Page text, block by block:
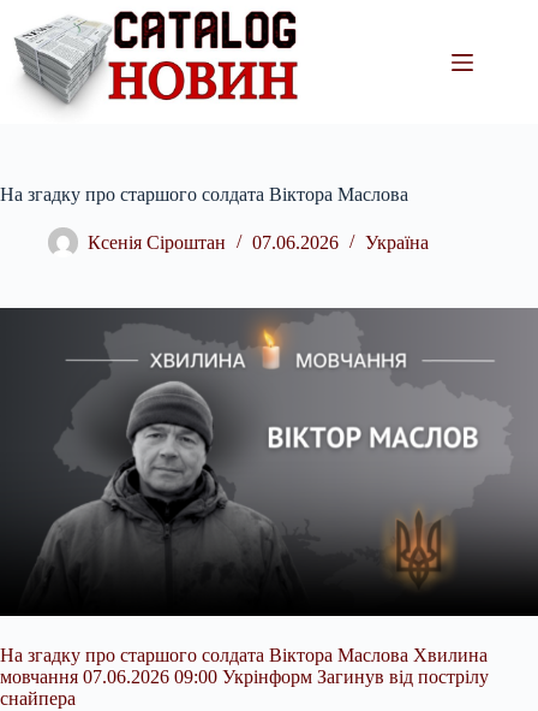
вмісту
На згадку про старшого солдата Віктора Маслова
Ксенія Сіроштан 07.06.2026 Україна
На згадку про старшого солдата Віктора Маслова Хвилина
мовчання 07.06.2026 09:00 Укрінформ Загинув від пострілу
снайпера